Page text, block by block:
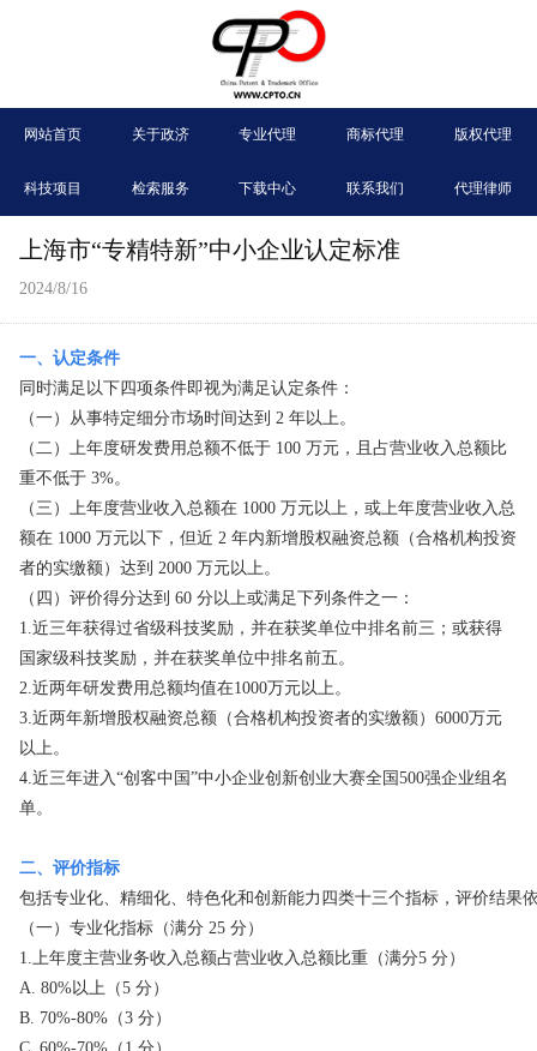
网站首页 关于政济 专业代理 商标代理 版权代理
科技项目 检索服务 下载中心 联系我们 代理律师
上海市“专精特新”中小企业认定标准
2024/8/16
一、认定条件
同时满足以下四项条件即视为满足认定条件：
（一）从事特定细分市场时间达到 2 年以上。
（二）上年度研发费用总额不低于 100 万元，且占营业收入总额比
重不低于 3%。
（三）上年度营业收入总额在 1000 万元以上，或上年度营业收入总
额在 1000 万元以下，但近 2 年内新增股权融资总额（合格机构投资
者的实缴额）达到 2000 万元以上。
（四）评价得分达到 60 分以上或满足下列条件之一：
1.近三年获得过省级科技奖励，并在获奖单位中排名前三；或获得
国家级科技奖励，并在获奖单位中排名前五。
2.近两年研发费用总额均值在1000万元以上。
3.近两年新增股权融资总额（合格机构投资者的实缴额）6000万元
以上。
4.近三年进入“创客中国”中小企业创新创业大赛全国500强企业组名
单。
二、评价指标
包括专业化、精细化、特色化和创新能力四类十三个指标，评价结果
（一）专业化指标（满分 25 分）
1.上年度主营业务收入总额占营业收入总额比重（满分5 分）
A. 80%以上（5 分）
B. 70%-80%（3 分）